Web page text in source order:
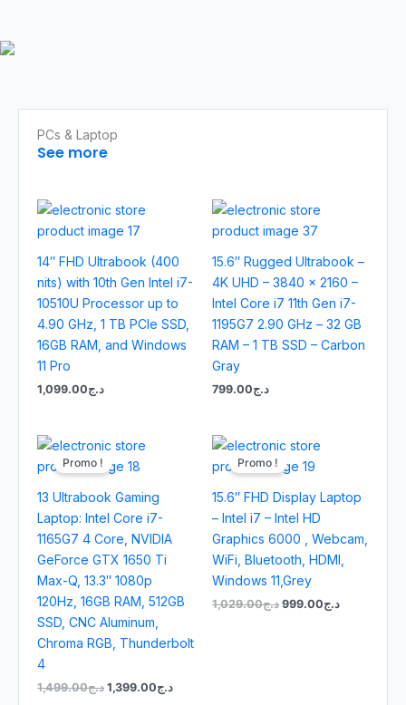
PCs & Laptop
See more
14″ FHD Ultrabook (400
nits) with 10th Gen Intel i7-
10510U Processor up to
4.90 GHz, 1 TB PCIe SSD,
16GB RAM, and Windows
11 Pro
د.ج1,099.00
15.6″ Rugged Ultrabook –
4K UHD – 3840 x 2160 –
Intel Core i7 11th Gen i7-
1195G7 2.90 GHz – 32 GB
RAM – 1 TB SSD – Carbon
Gray
د.ج799.00
Promo !
13 Ultrabook Gaming
Laptop: Intel Core i7-
1165G7 4 Core, NVIDIA
GeForce GTX 1650 Ti
Max-Q, 13.3″ 1080p
120Hz, 16GB RAM, 512GB
SSD, CNC Aluminum,
Chroma RGB, Thunderbolt
4
د.ج1,499.00
Le
prix
initial
د.ج1,399.00
د.ج1,399.00.
Promo !
15.6″ FHD Display Laptop
– Intel i7 – Intel HD
Graphics 6000 , Webcam,
WiFi, Bluetooth, HDMI,
Windows 11,Grey
د.ج1,029.00
Le
prix
initial
د.ج1,029.00.
د.ج999.00